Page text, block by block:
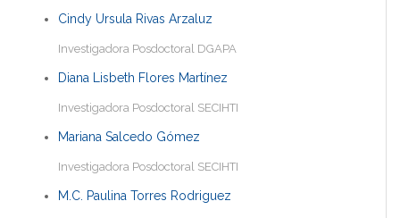
Cindy Ursula Rivas Arzaluz
Investigadora Posdoctoral DGAPA
Diana Lisbeth Flores Martínez
Investigadora Posdoctoral SECIHTI
Mariana Salcedo Gómez
Investigadora Posdoctoral SECIHTI
M.C. Paulina Torres Rodriguez